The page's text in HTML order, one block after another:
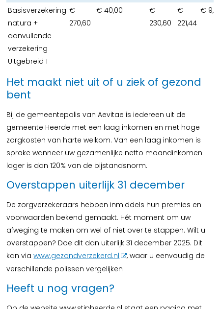
Basisverzekering
natura +
aanvullende
verzekering
Uitgebreid 1
€
270,60
€ 40,00
€
230,60
€
221,44
€ 9,16
Het maakt niet uit of u ziek of gezond
bent
Bij de gemeentepolis van Aevitae is iedereen uit de
gemeente Heerde met een laag inkomen en met hoge
zorgkosten van harte welkom. Van een laag inkomen is
sprake wanneer uw gezamenlijke netto maandinkomen
lager is dan 120% van de bijstandsnorm.
Overstappen uiterlijk 31 december
De zorgverzekeraars hebben inmiddels hun premies en
voorwaarden bekend gemaakt. Hét moment om uw
afweging te maken om wel of niet over te stappen. Wilt u
overstappen? Doe dit dan uiterlijk 31 december 2025. Dit
kan viawww.gezondverzekerd.nl
, waar u eenvoudig de
verschillende polissen vergelijken
Heeft u nog vragen?